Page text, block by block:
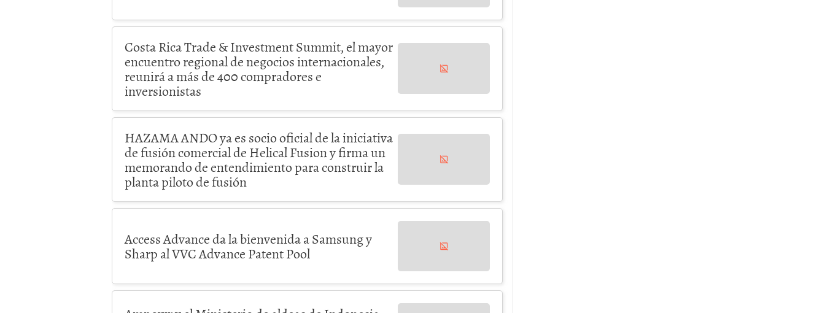
Costa Rica Trade & Investment Summit, el mayor
encuentro regional de negocios internacionales,
reunirá a más de 400 compradores e
inversionistas
HAZAMA ANDO ya es socio oficial de la iniciativa
de fusión comercial de Helical Fusion y firma un
memorando de entendimiento para construir la
planta piloto de fusión
Access Advance da la bienvenida a Samsung y
Sharp al VVC Advance Patent Pool